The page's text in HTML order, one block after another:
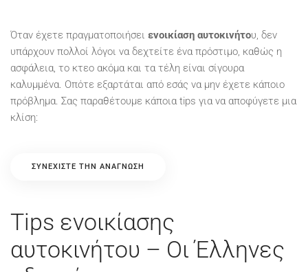
Όταν έχετε πραγματοποιήσει ενοικίαση αυτοκινήτου, δεν
υπάρχουν πολλοί λόγοι να δεχτείτε ένα πρόστιμο, καθώς η
ασφάλεια, το κτεο ακόμα και τα τέλη είναι σίγουρα
καλυμμένα. Οπότε εξαρτάται από εσάς να μην έχετε κάποιο
πρόβλημα. Σας παραθέτουμε κάποια tips για να αποφύγετε μια
κλίση:
ΣΥΝΕΧΊΣΤΕ ΤΗΝ ΑΝΆΓΝΩΣΗ
Tips ενοικίασης
αυτοκινήτου – Οι Έλληνες